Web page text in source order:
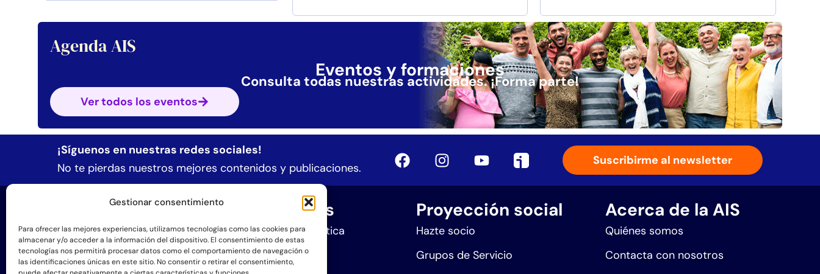
Gestionar consentimiento
Para ofrecer las mejores experiencias, utilizamos tecnologías como las cookies para
almacenar y/o acceder a la información del dispositivo. El consentimiento de estas
tecnologías nos permitirá procesar datos como el comportamiento de navegación o
las identificaciones únicas en este sitio. No consentir o retirar el consentimiento,
Agenda AIS
Eventos y formaciones
Consulta todas nuestras actividades.¡Forma parte!
Ver todos los eventos
¡Síguenos en nuestras redes sociales!
No te pierdas nuestros mejores contenidos y publicaciones.
Suscribirme al newsletter
+57 3184543140
Formaciones
Formación Sintergética
Manos para Sanar
Proyección social
Hazte socio
Grupos de Servicio
Acerca de la AIS
Quiénes somos
Contacta con nosotros